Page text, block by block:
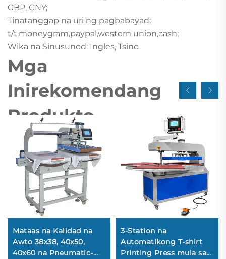
GBP, CNY;
Tinatanggap na uri ng pagbabayad:
t/t,moneygram,paypal,western union,cash;
Wika na Sinusunod: Ingles, Tsino
Mga
Inirekomendang
Produkto
Mataas na Kalidad na
Awto 38x38, 40x50,
40x60 na Pneumatic-
3-Station na
Automatikong T-shirt
Printing Press mula sa